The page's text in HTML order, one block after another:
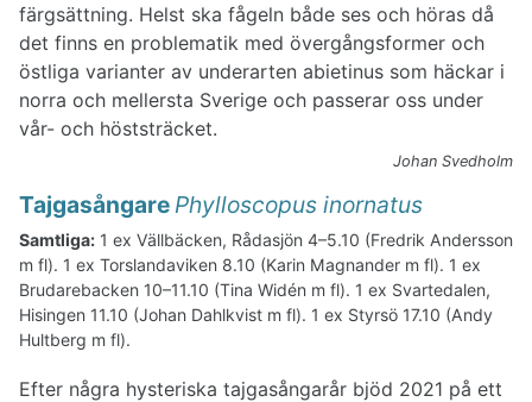
färgsättning. Helst ska fågeln både ses och höras då
det finns en problematik med övergångsformer och
östliga varianter av underarten abietinus som häckar i
norra och mellersta Sverige och passerar oss under
vår- och höststräcket.
Johan Svedholm
Tajgasångare Phylloscopus inornatus
Samtliga: 1 ex Vällbäcken, Rådasjön 4–5.10 (Fredrik Andersson
m fl). 1 ex Torslandaviken 8.10 (Karin Magnander m fl). 1 ex
Brudarebacken 10–11.10 (Tina Widén m fl). 1 ex Svartedalen,
Hisingen 11.10 (Johan Dahlkvist m fl). 1 ex Styrsö 17.10 (Andy
Hultberg m fl).
Efter några hysteriska tajgasångarår bjöd 2021 på ett